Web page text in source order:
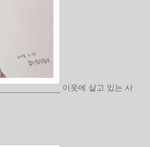
이웃에 살고 있는 사